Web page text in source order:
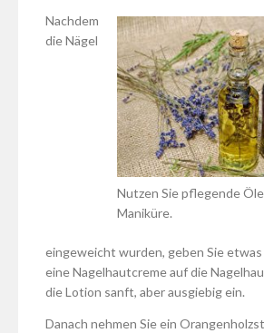
Nutzen Sie pflegende
Maniküre.
Nachdem
die Nägel
eingeweicht wurden, geben Sie
eine Nagelhautcreme auf die
die Lotion sanft, aber ausgiebig ein.
Danach nehmen Sie ein